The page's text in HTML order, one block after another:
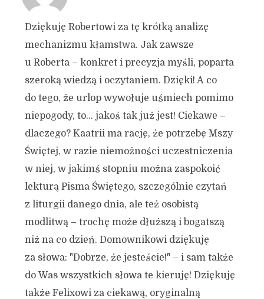
Dziękuję Robertowi za tę krótką analizę
mechanizmu kłamstwa. Jak zawsze
u Roberta – konkret i precyzja myśli, poparta
szeroką wiedzą i oczytaniem. Dzięki! A co
do tego, że urlop wywołuje uśmiech pomimo
niepogody, to… jakoś tak już jest! Ciekawe –
dlaczego? Kaatrii ma rację, że potrzebę Mszy
Świętej, w razie niemożności uczestniczenia
w niej, w jakimś stopniu można zaspokoić
lekturą Pisma Świętego, szczególnie czytań
z liturgii danego dnia, ale też osobistą
modlitwą – trochę może dłuższą i bogatszą
niż na co dzień. Domownikowi dziękuję
za słowa: "Dobrze, że jesteście!" – i sam także
do Was wszystkich słowa te kieruję! Dziękuję
także Felixowi za ciekawą, oryginalną